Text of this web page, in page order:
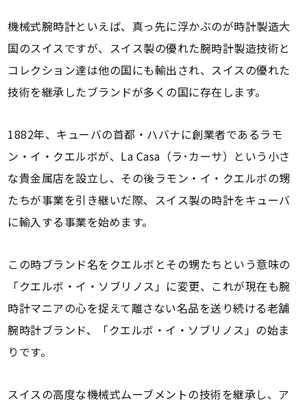
機械式腕時計といえば、真っ先に浮かぶのが時計製造大
国のスイスですが、スイス製の優れた腕時計製造技術と
コレクション達は他の国にも輸出され、スイスの優れた
技術を継承したブランドが多くの国に存在します。
1882年、キューバの首都・ハバナに創業者であるラモ
ン・イ・クエルボが、La Casa（ラ･カーサ）という小さ
な貴金属店を設立し、その後ラモン・イ・クエルボの甥
たちが事業を引き継いだ際、スイス製の時計をキューバ
に輸入する事業を始めます。
この時ブランド名をクエルボとその甥たちという意味の
「クエルボ・イ・ソブリノス」に変更、これが現在も腕
時計マニアの心を捉えて離さない名品を送り続ける老舗
腕時計ブランド、「クエルボ・イ・ソブリノス」の始ま
りです。
スイスの高度な機械式ムーブメントの技術を継承し、ア